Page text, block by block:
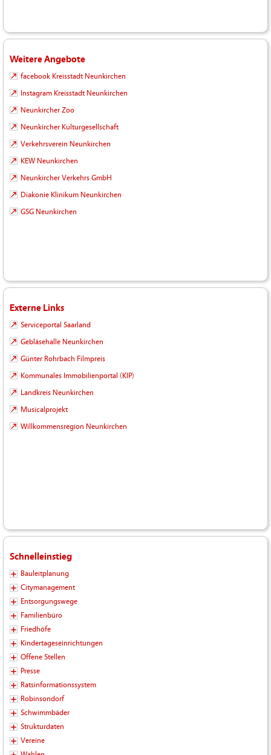
Weitere Angebote
facebook Kreisstadt Neunkirchen
Instagram Kreisstadt Neunkirchen
Neunkircher Zoo
Neunkircher Kulturgesellschaft
Verkehrsverein Neunkirchen
KEW Neunkirchen
Neunkircher Verkehrs GmbH
Diakonie Klinikum Neunkirchen
GSG Neunkirchen
Externe Links
Serviceportal Saarland
Gebläsehalle Neunkirchen
Günter Rohrbach Filmpreis
Kommunales Immobilienportal (KIP)
Landkreis Neunkirchen
Musicalprojekt
Willkommensregion Neunkirchen
Schnelleinstieg
Bauleitplanung
Citymanagement
Entsorgungswege
Familienbüro
Friedhöfe
Kindertageseinrichtungen
Offene Stellen
Presse
Ratsinformationssystem
Robinsondorf
Schwimmbäder
Strukturdaten
Vereine